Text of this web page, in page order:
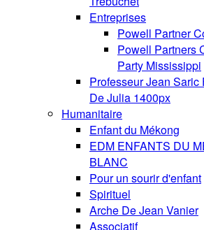
Entreprises
Powell Partner
Powell Partners
Party Mississippi
Professeur Jean
De Julia 1400px
Humanitaire
Enfant du Mékong
EDM ENFANTS DU
BLANC
Pour un sourir d'enfant
Spirituel
Arche De Jean Vanier
Associatif